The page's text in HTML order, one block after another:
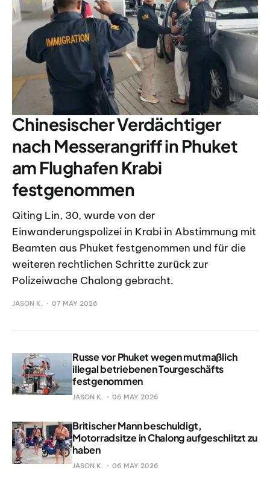
Chinesischer Verdächtiger
nach Messerangriff in Phuket
am Flughafen Krabi
festgenommen
Qiting Lin, 30, wurde von der
Einwanderungspolizei in Krabi in Abstimmung mit
Beamten aus Phuket festgenommen und für die
weiteren rechtlichen Schritte zurück zur
Polizeiwache Chalong gebracht.
JASON K. 07 MAY 2026
Russe vor Phuket wegen mutmaßlich
illegal betriebenen Tourgeschäfts
festgenommen
JASON K. 06 MAY 2026
Britischer Mann beschuldigt,
Motorradsitze in Chalong aufgeschlitzt zu
haben
JASON K. 06 MAY 2026